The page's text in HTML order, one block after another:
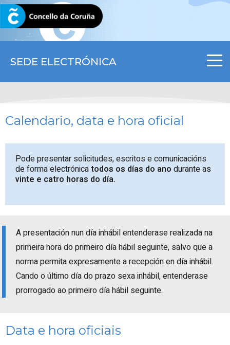
SEDE ELECTRÓNICA
CORUNA.GAL
Calendario, data e hora oficial
Pode presentar solicitudes, escritos e comunicacións
de forma electrónicatodos os días do ano durante as
vinte e catro horas do día.
A presentación nun día inhábil entenderase realizada na
primeira hora do primeiro día hábil seguinte, salvo que a
norma permita expresamente a recepción en día inhábil.
Cando o último día do prazo sexa inhábil, entenderase
prorrogado ao primeiro día hábil seguinte.
Data e hora oficiais